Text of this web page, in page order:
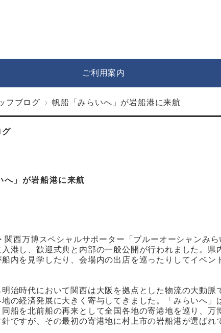
ご利用案内
フブログ 帆船「みらいへ」が岩船港に来航
グ
へ」が岩船港に来航
関西万博スペシャルサポーター「ブルーオーシャンみ
入港し、歓迎式典と内部の一般公開が行われました。県
船内を見学したり、会場内の出店を巡ったりしてイベン
治時代において関西は大阪を拠点とした物流の大動脈
の経済発展に大きく寄与してきました。「みらいへ」
船を北前船の再来として全国各地の寄港地を巡り、万
ですが、その最初の寄港地に村上市の岩船港が選ばれ